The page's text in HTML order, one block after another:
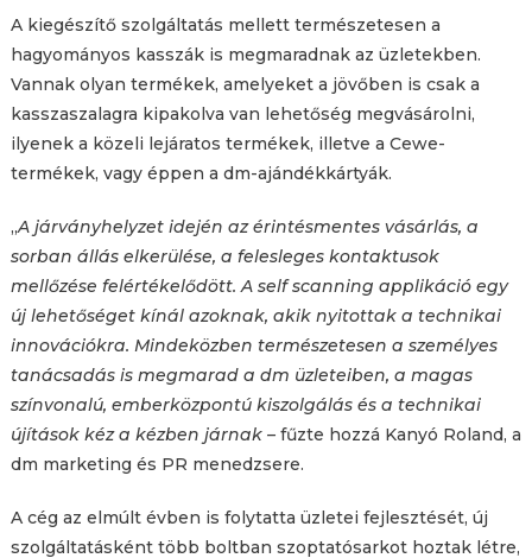
A kiegészítő szolgáltatás mellett természetesen a
hagyományos kasszák is megmaradnak az üzletekben.
Vannak olyan termékek, amelyeket a jövőben is csak a
kasszaszalagra kipakolva van lehetőség megvásárolni,
ilyenek a közeli lejáratos termékek, illetve a Cewe-
termékek, vagy éppen a dm-ajándékkártyák.
„A járványhelyzet idején az érintésmentes vásárlás, a
sorban állás elkerülése, a felesleges kontaktusok
mellőzése felértékelődött. A self scanning applikáció egy
új lehetőséget kínál azoknak, akik nyitottak a technikai
innovációkra. Mindeközben természetesen a személyes
tanácsadás is megmarad a dm üzleteiben, a magas
színvonalú, emberközpontú kiszolgálás és a technikai
újítások kéz a kézben járnak – fűzte hozzá Kanyó Roland, a
dm marketing és PR menedzsere.
A cég az elmúlt évben is folytatta üzletei fejlesztését, új
szolgáltatásként több boltban szoptatósarkot hoztak létre,